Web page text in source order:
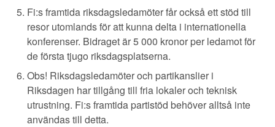
Fi:s framtida riksdagsledamöter får också ett stöd till
resor utomlands för att kunna delta i internationella
konferenser. Bidraget är 5 000 kronor per ledamot för
de första tjugo riksdagsplatserna.
Obs! Riksdagsledamöter och partikanslier i
Riksdagen har tillgång till fria lokaler och teknisk
utrustning. Fi:s framtida partistöd behöver alltså inte
användas till detta.